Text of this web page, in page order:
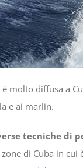
molto diffusa a
e ai marlin.
tecniche di
di Cuba in